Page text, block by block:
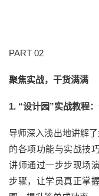
PART 02
聚焦实战，干货满满
1. “设计园”实战教程
导师深入浅出地讲解
的各项功能与实战技
讲师通过一步步现场
步骤，让学员真正掌